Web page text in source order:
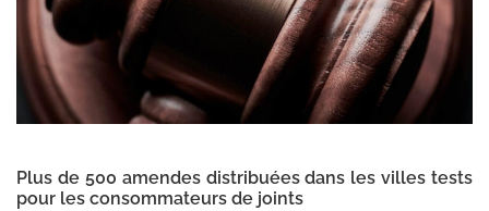
Plus de 500 amendes distribuées dans les villes tests
pour les consommateurs de joints